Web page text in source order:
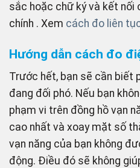
sắc hoặc chữ ký và kết nối
chính . Xem cách đo liên
Hướng dẫn cách đo
Trước hết, bạn sẽ cần biết
đang đối phó. Nếu bạn
phạm vi trên đồng hồ vạn
cao nhất và xoay mặt số
vạn năng của bạn không
động. Điều đó sẽ không